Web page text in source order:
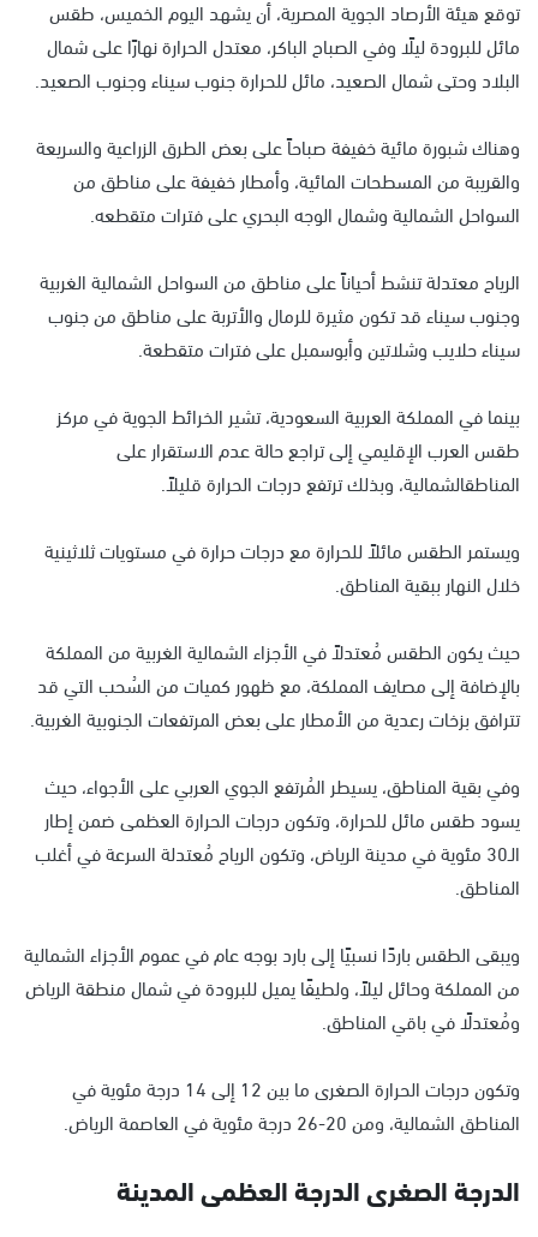
توقع هيئة الأرصاد الجوية المصرية، أن يشهد اليوم الخميس، طقس
مائل للبرودة ليلًا وفي الصباح الباكر، معتدل الحرارة نهارًا على شمال
البلاد وحتى شمال الصعيد، مائل للحرارة جنوب سيناء وجنوب الصعيد.
وهناك شبورة مائية خفيفة صباحاً على بعض الطرق الزراعية والسريعة
والقريبة من المسطحات المائية، وأمطار خفيفة على مناطق من
السواحل الشمالية وشمال الوجه البحري على فترات متقطعه.
الرياح معتدلة تنشط أحياناً على مناطق من السواحل الشمالية الغربية
وجنوب سيناء قد تكون مثيرة للرمال والأتربة على مناطق من جنوب
سيناء حلايب وشلاتين وأبوسمبل على فترات متقطعة.
بينما في المملكة العربية السعودية، تشير الخرائط الجوية في مركز
طقس العرب الإقليمي إلى تراجع حالة عدم الاستقرار على
المناطقالشمالية، وبذلك ترتفع درجات الحرارة قليلاً.
ويستمر الطقس مائلاً للحرارة مع درجات حرارة في مستويات ثلاثينية
خلال النهار ببقية المناطق.
حيث يكون الطقس مُعتدلاً في الأجزاء الشمالية الغربية من المملكة
بالإضافة إلى مصايف المملكة، مع ظهور كميات من السُحب التي قد
تترافق بزخات رعدية من الأمطار على بعض المرتفعات الجنوبية الغربية.
وفي بقية المناطق، يسيطر المُرتفع الجوي العربي على الأجواء، حيث
يسود طقس مائل للحرارة، وتكون درجات الحرارة العظمى ضمن إطار
الـ30 مئوية في مدينة الرياض، وتكون الرياح مُعتدلة السرعة في أغلب
المناطق.
ويبقى الطقس باردًا نسبيًا إلى بارد بوجه عام في عموم الأجزاء الشمالية
من المملكة وحائل ليلاً، ولطيفًا يميل للبرودة في شمال منطقة الرياض
ومُعتدلًا في باقي المناطق.
وتكون درجات الحرارة الصغرى ما بين 12 إلى 14 درجة مئوية في
المناطق الشمالية، ومن 20-26 درجة مئوية في العاصمة الرياض.
الدرجة الصغرى الدرجة العظمى المدينة